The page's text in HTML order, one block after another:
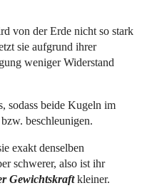
von der Erde nicht so stark
sie aufgrund ihrer
weniger Widerstand
sodass beide Kugeln im
beschleunigen.
exakt denselben
schwerer, also ist ihr
Gewichtskraftkleiner.